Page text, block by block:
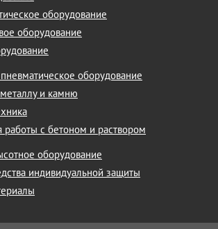
оборудование
оборудование
оборудование
и камню
работы с бетоном и раствором
оборудование
индивидуальной защиты